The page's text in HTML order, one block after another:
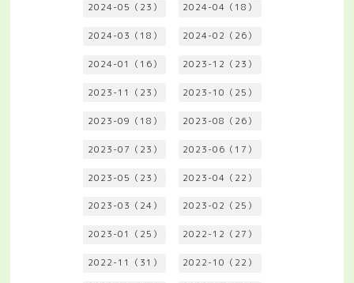
2024-05（23） 2024-04（18）
2024-03（18） 2024-02（26）
2024-01（16） 2023-12（23）
2023-11（23） 2023-10（25）
2023-09（18） 2023-08（26）
2023-07（23） 2023-06（17）
2023-05（23） 2023-04（22）
2023-03（24） 2023-02（25）
2023-01（25） 2022-12（27）
2022-11（31） 2022-10（22）